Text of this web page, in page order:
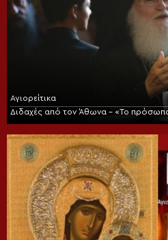
Αγιορείτικα
Διδαχές από τον Άθωνα – «Το